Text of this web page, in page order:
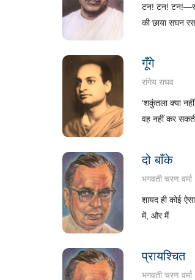
टन! टन!
की छाया सघन
गूँगे
रांगेय राघव
‘शकुंतला क्या
वह नहीं कर
दो बाँके
भगवती चरण वर्मा
शायद ही कोई
में, और मैं
प्रायश्चित
भगवती चरण वर्मा